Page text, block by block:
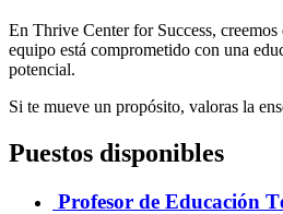
En Thrive Center for Success,
equipo está comprometido con una
potencial.
Si te mueve un propósito, valoras la
Puestos disponibles
Profesor de Educación